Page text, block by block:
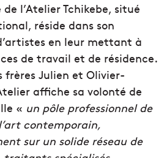
l’Atelier Tchikebe, situé
réside dans son
en leur mettant à
de travail et de résidence.
frères Julien et Olivier-
affiche sa volonté de
« un pôle professionnel de
contemporain,
sur un solide réseau de